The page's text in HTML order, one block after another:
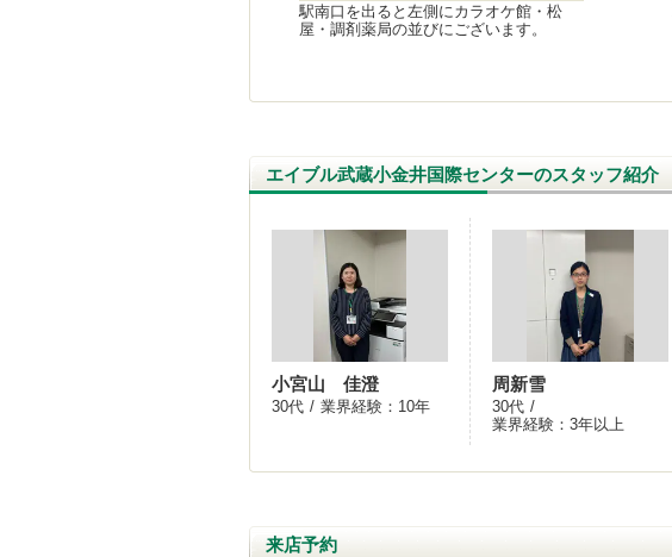
駅南口を出ると左側にカラオケ館・松
屋・調剤薬局の並びにございます。
エイブル武蔵小金井国際センターのスタッフ紹介
小宮山 佳澄
30代 業界経験： 10年
周新雪
30代
業界経験： 3年以上
来店予約